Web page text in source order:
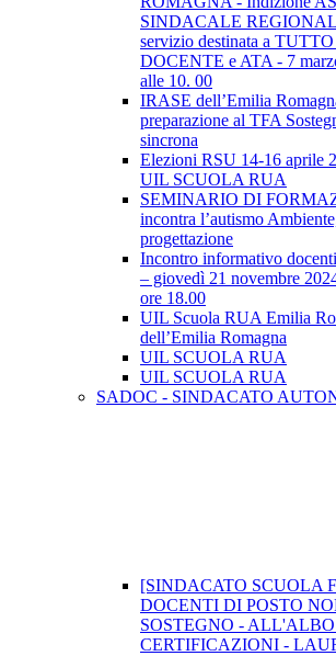
SINDACALE
servizio destinata a
DOCENTE e ATA - 7
alle 10. 00
IRASE dell’Emilia
preparazione al TFA
sincrona
Elezioni RSU 14-16 aprile
UIL SCUOLA RUA
SEMINARIO DI
incontra l’autismo
progettazione
Incontro informativo
– giovedì 21 novembre
ore 18.00
UIL Scuola RUA Emilia
dell’Emilia Romagna
UIL SCUOLA RUA
UIL SCUOLA RUA
SADOC - SINDACATO
[SINDACATO SCUOLA
DOCENTI DI POSTO
SOSTEGNO -
CERTIFICAZIONI -